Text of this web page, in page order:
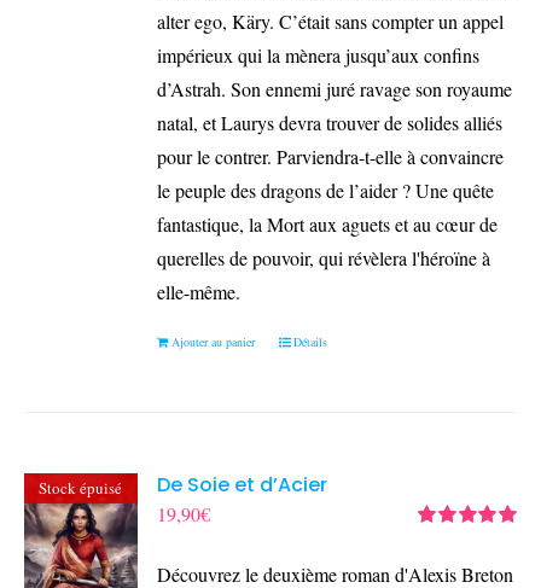
alter ego, Käry. C’était sans compter un appel
impérieux qui la mènera jusqu’aux confins
d’Astrah. Son ennemi juré ravage son royaume
natal, et Laurys devra trouver de solides alliés
pour le contrer. Parviendra-t-elle à convaincre
le peuple des dragons de l’aider ? Une quête
fantastique, la Mort aux aguets et au cœur de
querelles de pouvoir, qui révèlera l'héroïne à
elle-même.
Ajouter au panier Détails
Stock épuisé De Soie et d’Acier
19,90€
Découvrez le deuxième roman d'Alexis Breton